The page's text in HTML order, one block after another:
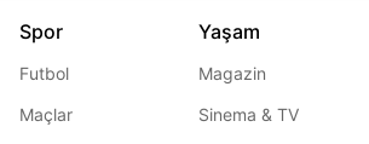
Spor
Futbol
Maçlar
Yaşam
Magazin
Sinema & TV